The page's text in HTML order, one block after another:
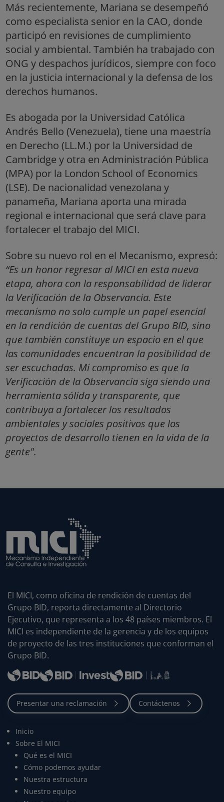
El MICI, como oficina de rendición de cuentas del
Grupo BID, reporta directamente al Directorio
Ejecutivo, que representa a los 48 países miembros. El
MICI es independiente de la gerencia y de los equipos
de proyecto de las tres instituciones que conforman el
Grupo BID.
Inicio
Sobre El MICI
Qué es el MICI
Cómo podemos ayudar
Nuestra estructura
Nuestro equipo